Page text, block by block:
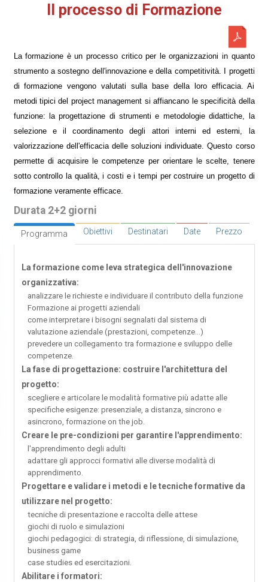
Il processo di Formazione
La formazione è un processo critico per le organizzazioni in quanto
strumento a sostegno dell'innovazione e della competitività. I progetti
di formazione vengono valutati sulla base della loro efficacia. Ai
metodi tipici del project management si affiancano le specificità della
funzione: la progettazione di strumenti e metodologie didattiche, la
selezione e il coordinamento degli attori interni ed esterni, la
valorizzazione dell'efficacia delle soluzioni individuate. Questo corso
permette di acquisire le competenze per orientare le scelte, tenere
sotto controllo la qualità, i costi e i tempi per costruire un progetto di
formazione veramente efficace.
Durata 2+2 giorni
Programma Obiettivi Destinatari Date Prezzo
La formazione come leva strategica dell'innovazione
organizzativa:
analizzare le richieste e individuare il contributo della funzione
Formazione ai progetti aziendali
come interpretare i bisogni segnalati dal sistema di
valutazione aziendale (prestazioni, competenze...)
prevedere un collegamento tra formazione e sviluppo delle
competenze.
La fase di progettazione: costruire l'architettura del
progetto:
scegliere e articolare le modalità formative più adatte alle
specifiche esigenze: presenziale, a distanza, sincrono e
asincrono, formazione on the job.
Creare le pre-condizioni per garantire l'apprendimento:
l'apprendimento degli adulti
adattare gli approcci formativi alle diverse modalità di
apprendimento.
Progettare e validare i metodi e le tecniche formative da
utilizzare nel progetto:
tecniche di presentazione e raccolta delle attese
giochi di ruolo e simulazioni
giochi pedagogici: di strategia, di riflessione, di simulazione,
business game
case studies ed esercitazioni.
Abilitare i formatori: